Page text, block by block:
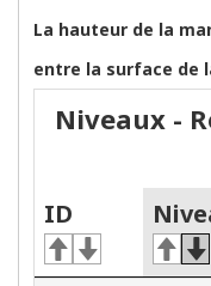
La hauteur de la
entre la surface de
Niveaux -
ID